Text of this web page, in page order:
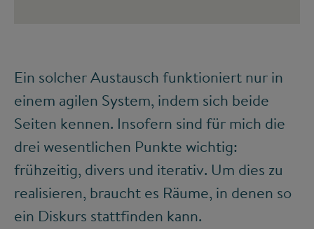
Ein solcher Austausch funktioniert nur in
einem agilen System, indem sich beide
Seiten kennen. Insofern sind für mich die
drei wesentlichen Punkte wichtig:
frühzeitig, divers und iterativ. Um dies zu
realisieren, braucht es Räume, in denen so
ein Diskurs stattfinden kann.